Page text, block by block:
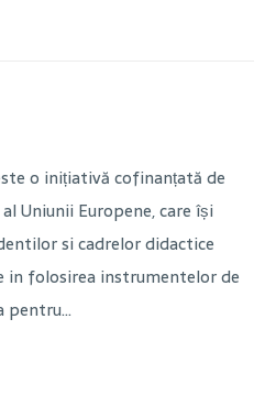
o inițiativă cofinanțată de
Uniunii Europene, care își
si cadrelor didactice
in folosirea instrumentelor de